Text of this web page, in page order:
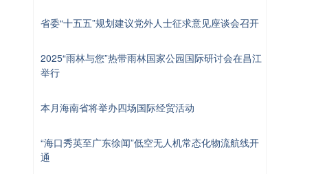
省委“十五五”规划建议党外人士征求意见座谈会召开
2025“雨林与您”热带雨林国家公园国际研讨会在昌江
举行
本月海南省将举办四场国际经贸活动
“海口秀英至广东徐闻”低空无人机常态化物流航线开
通